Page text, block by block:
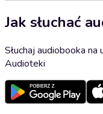
Jak słuchać
Słuchaj audiobooka
Audioteki